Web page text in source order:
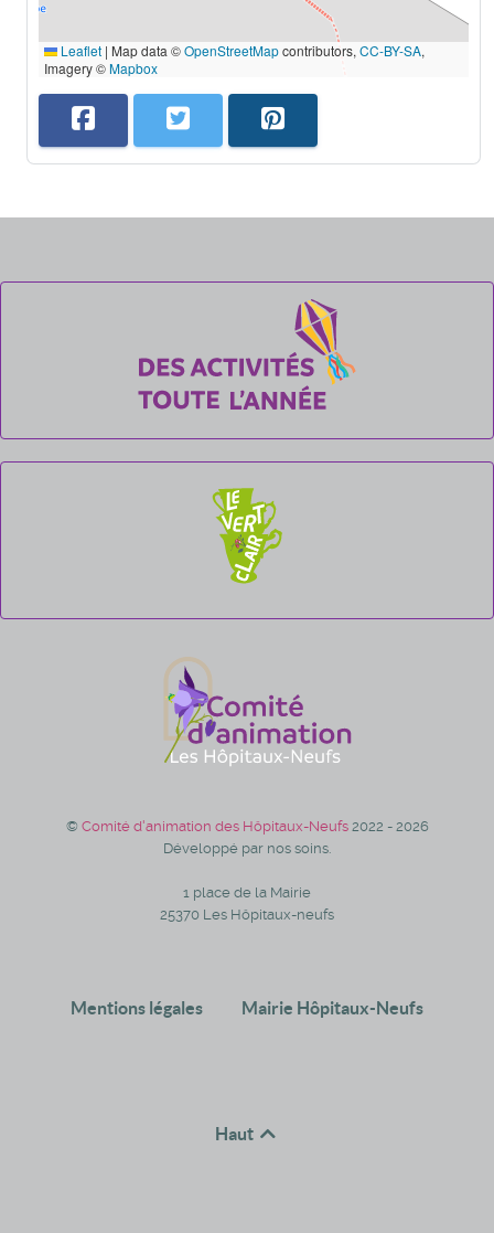
Leaflet | Map data ©OpenStreetMapcontributors, CC-BY-SA,
Imagery ©Mapbox
© Comité d'animation des Hôpitaux-Neufs 2022 - 2026
Développé par nos soins.
1 place de la Mairie
25370 Les Hôpitaux-neufs
Mentions légales Mairie Hôpitaux-Neufs
Haut